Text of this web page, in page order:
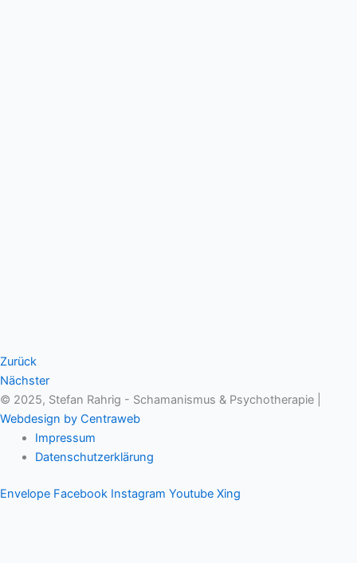
Zurück
Nächster
© 2025, Stefan Rahrig - Schamanismus & Psychotherapie |
Webdesign by Centraweb
Impressum
Datenschutzerklärung
Envelope Facebook Instagram Youtube Xing